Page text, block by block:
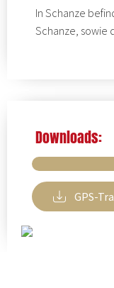
In Schanze
Schanze, sowie
Downloads:
GPS-